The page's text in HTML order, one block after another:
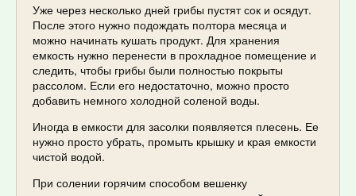
Уже через несколько дней грибы пустят сок и осядут.
После этого нужно подождать полтора месяца и
можно начинать кушать продукт. Для хранения
емкость нужно перенести в прохладное помещение и
следить, чтобы грибы были полностью покрыты
рассолом. Если его недостаточно, можно просто
добавить немного холодной соленой воды.
Иногда в емкости для засолки появляется плесень. Ее
нужно просто убрать, промыть крышку и края емкости
чистой водой.
При солении горячим способом вешенку